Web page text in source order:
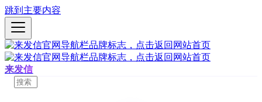
跳到主要内容
来发信